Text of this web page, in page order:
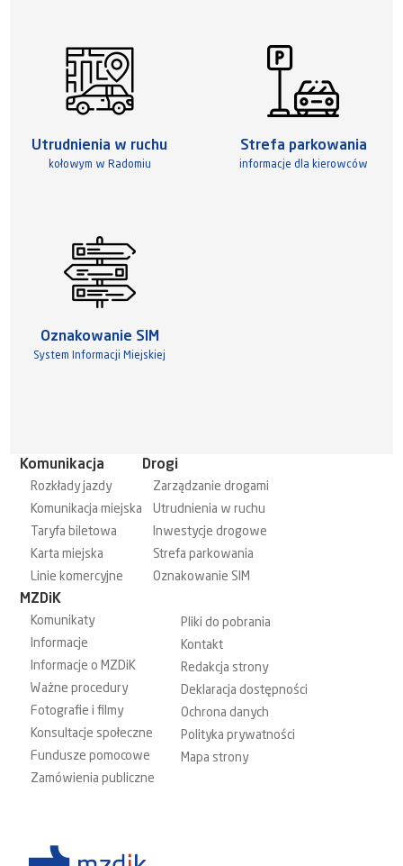
Utrudnienia w ruchu
kołowym w Radomiu
Strefa parkowania
informacje dla kierowców
Oznakowanie SIM
System Informacji Miejskiej
Komunikacja
Rozkłady jazdy
Komunikacja miejska
Taryfa biletowa
Karta miejska
Linie komercyjne
Drogi
Zarządzanie drogami
Utrudnienia w ruchu
Inwestycje drogowe
Strefa parkowania
Oznakowanie SIM
MZDiK
Komunikaty
Informacje
Informacje o MZDiK
Ważne procedury
Fotografie i filmy
Konsultacje społeczne
Fundusze pomocowe
Zamówienia publiczne
Pliki do pobrania
Kontakt
Redakcja strony
Deklaracja dostępności
Ochrona danych
Polityka prywatności
Mapa strony